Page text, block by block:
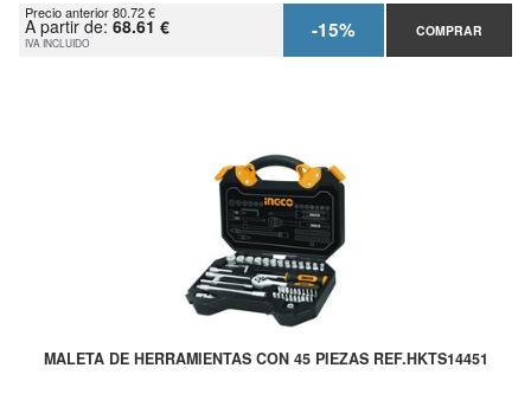
Precio anterior 80.72 €
A partir de: 68.61 €
IVA INCLUIDO -15% COMPRAR
MALETA DE HERRAMIENTAS CON 45 PIEZAS REF.HKTS14451